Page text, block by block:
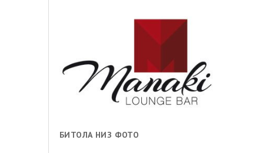
БИТОЛА НИЗ ФОТО